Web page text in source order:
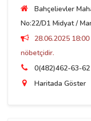
Bahçelievler
No:22/D1 Midyat /
28.06.2025
nöbetçidir.
0(482)462-63-62
Haritada Göster